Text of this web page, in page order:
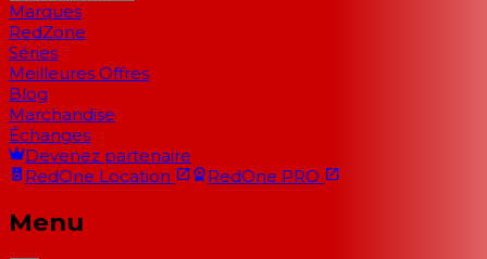
Marques
RedZone
Séries
Meilleures Offres
Blog
Marchandise
Échanges
Devenez partenaire
RedOne Location RedOne PRO
Menu